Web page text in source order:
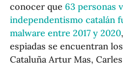
conocer que 63 personas
independentismo catalán
malware entre 2017 y 2020
espiadas se encuentran
Cataluña Artur Mas,